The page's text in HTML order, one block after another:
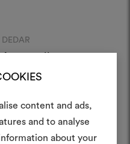
content and ads,
and to analyse
about your
DEDAR
Acquerello001
Linen voile
Moodboard
DEDAR
Ein